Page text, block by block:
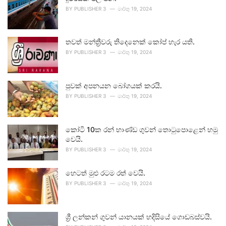
BY PUBLISHER 3 මාර්තු 19, 2024
තවත් මන්ත්‍රීවරු තිදෙනෙක් කෝප් හැර යති.
BY PUBLISHER 3 මාර්තු 19, 2024
පුවක් අපනයන බෝගයක් කරයි.
BY PUBLISHER 3 මාර්තු 19, 2024
කෝටි 10ක රන් භාණ්ඩ ගුවන් තොටුපොළෙන් හමු
වෙයි.
BY PUBLISHER 3 මාර්තු 19, 2024
හෙටත් මුළු රටම රත් වෙයි.
BY PUBLISHER 3 මාර්තු 19, 2024
ශ්‍රී ලන්කන් ගුවන් යානයක් හදිසියේ ගොඩබස්වයි.